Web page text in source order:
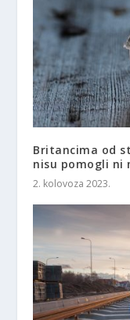
Britancima od
nisu pomogli ni
2. kolovoza 2023.